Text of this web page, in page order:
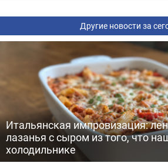
Другие новости за
Итальянская импровизация:
лазанья с сыром из того, что
холодильнике